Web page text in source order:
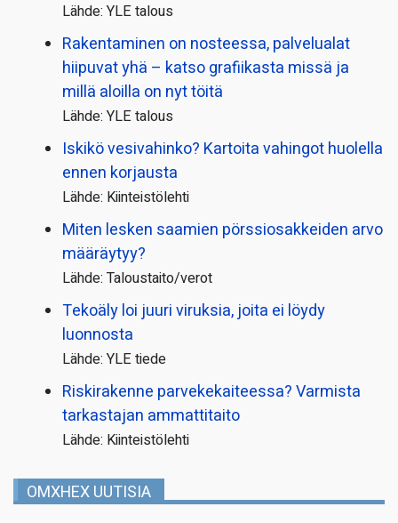
Lähde: YLE talous
Rakentaminen on nosteessa, palvelualat
hiipuvat yhä – katso grafiikasta missä ja
millä aloilla on nyt töitä
Lähde: YLE talous
Iskikö vesivahinko? Kartoita vahingot huolella
ennen korjausta
Lähde: Kiinteistölehti
Miten lesken saamien pörssi­osakkeiden arvo
määräytyy?
Lähde: Taloustaito/verot
Tekoäly loi juuri viruksia, joita ei löydy
luonnosta
Lähde: YLE tiede
Riskirakenne parvekekaiteessa? Varmista
tarkastajan ammattitaito
Lähde: Kiinteistölehti
OMXHEX UUTISIA